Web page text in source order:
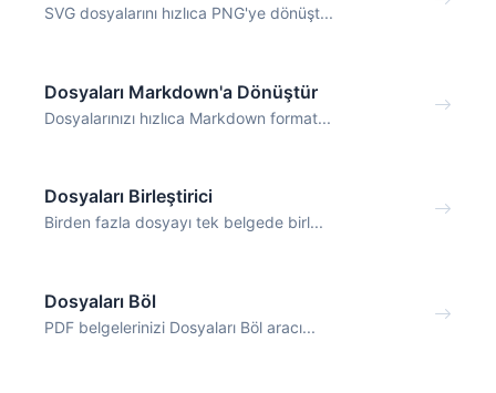
SVG dosyalarını hızlıca PNG'ye dönüşt...
Dosyaları Markdown'a Dönüştür
Dosyalarınızı hızlıca Markdown format...
Dosyaları Birleştirici
Birden fazla dosyayı tek belgede birl...
Dosyaları Böl
PDF belgelerinizi Dosyaları Böl aracı...